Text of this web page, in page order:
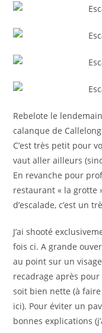
Rebelote le
calanque de
C’est très petit pour
vaut aller ailleurs
En revanche pour
restaurant « la grotte
d’escalade, c’est un
J’ai shooté
fois ci. A grande
au point sur un
recadrage après
soit bien nette (à
ici). Pour éviter un
bonnes explications